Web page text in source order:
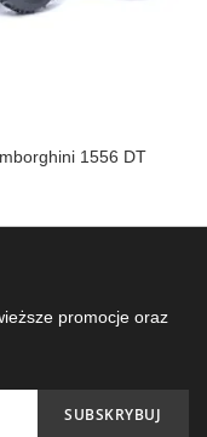
1556 DT
promocje oraz
SUBSKRYBUJ